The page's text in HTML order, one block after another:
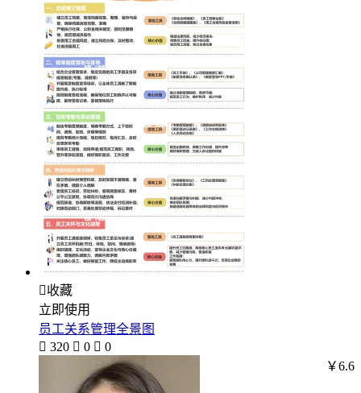
收藏
立即使用
员工关系管理全景图
 320  0  0
￥6.6